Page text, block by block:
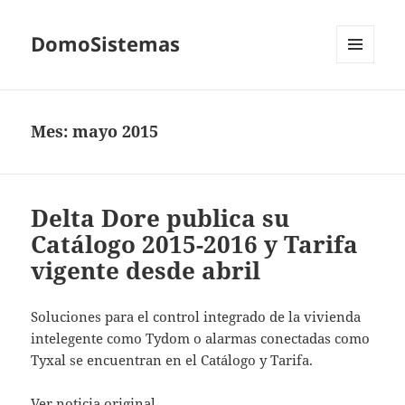
DomoSistemas
Mes:mayo 2015
Delta Dore publica su
Catálogo 2015-2016 y Tarifa
vigente desde abril
Soluciones para el control integrado de la vivienda
intelegente como Tydom o alarmas conectadas como
Tyxal se encuentran en el Catálogo y Tarifa.